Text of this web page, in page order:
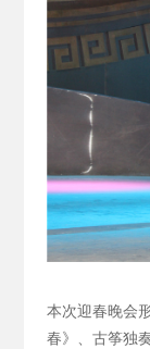
本次迎春晚会
春》、古筝独